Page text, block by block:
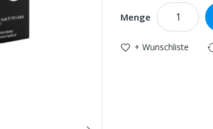
Menge
+ Wunschliste